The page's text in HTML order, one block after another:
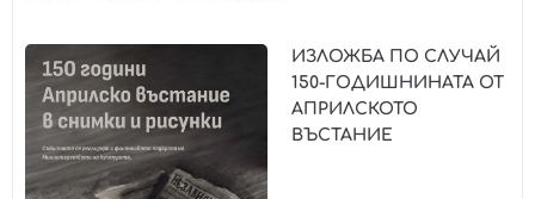
ИЗЛОЖБА ПО СЛУЧАЙ
150-ГОДИШНИНАТА ОТ
АПРИЛСКОТО
ВЪСТАНИЕ